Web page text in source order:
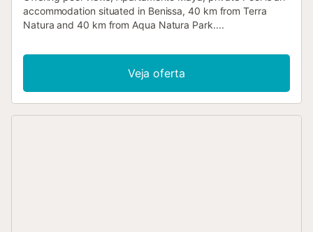
accommodation situated in Benissa, 40 km from Terra
Natura and 40 km from Aqua Natura Park....
Veja oferta